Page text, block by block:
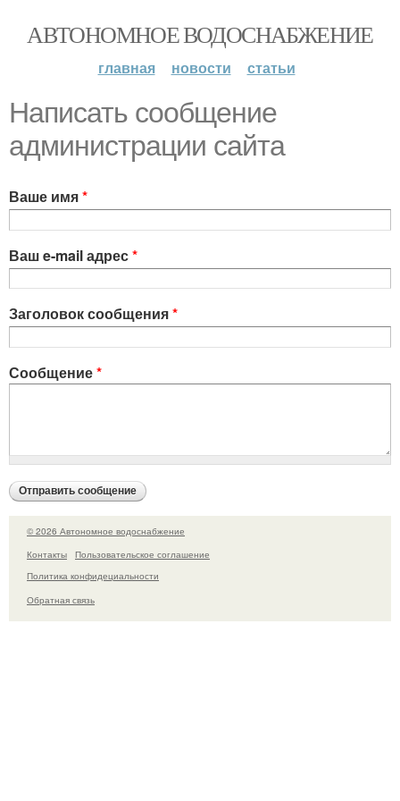
АВТОНОМНОЕ ВОДОСНАБЖЕНИЕ
главная новости статьи
Написать сообщение
администрации сайта
Ваше имя*
Ваш e-mail адрес*
Заголовок сообщения*
Сообщение*
© 2026 Автономное водоснабжение
Контакты
Пользовательское соглашение
Политика конфидециальности
Обратная связь